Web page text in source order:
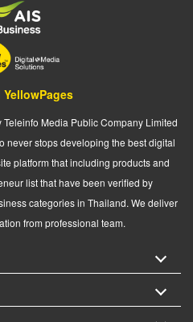
Media Public Company Limited
never stops developing the best digital
platform that including products and
list that have been verified by
categories in Thailand. We deliver
from professional team.